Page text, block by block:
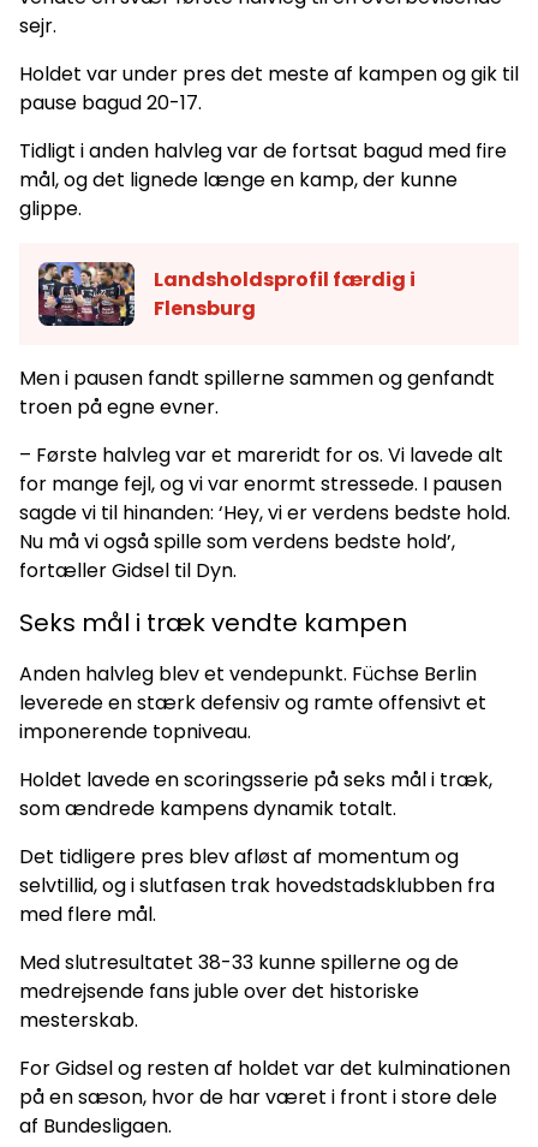
sejr.
Holdet var under pres det meste af kampen og gik til
pause bagud 20-17.
Tidligt i anden halvleg var de fortsat bagud med fire
mål, og det lignede længe en kamp, der kunne
glippe.
Landsholdsprofil færdig i
Flensburg
Men i pausen fandt spillerne sammen og genfandt
troen på egne evner.
– Første halvleg var et mareridt for os. Vi lavede alt
for mange fejl, og vi var enormt stressede. I pausen
sagde vi til hinanden: ‘Hey, vi er verdens bedste hold.
Nu må vi også spille som verdens bedste hold’,
fortæller Gidsel til Dyn.
Seks mål i træk vendte kampen
Anden halvleg blev et vendepunkt. Füchse Berlin
leverede en stærk defensiv og ramte offensivt et
imponerende topniveau.
Holdet lavede en scoringsserie på seks mål i træk,
som ændrede kampens dynamik totalt.
Det tidligere pres blev afløst af momentum og
selvtillid, og i slutfasen trak hovedstadsklubben fra
med flere mål.
Med slutresultatet 38-33 kunne spillerne og de
medrejsende fans juble over det historiske
mesterskab.
For Gidsel og resten af holdet var det kulminationen
på en sæson, hvor de har været i front i store dele
af Bundesligaen.